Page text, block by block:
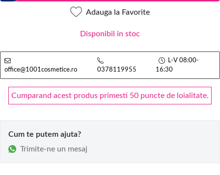
Adauga la Favorite
Disponibil in stoc
office@1001cosmetice.ro 0378119955
L-V 08:00-
16:30
Cumparand acest produs primesti 50 puncte de loialitate.
Cum te putem ajuta?
Trimite-ne un mesaj